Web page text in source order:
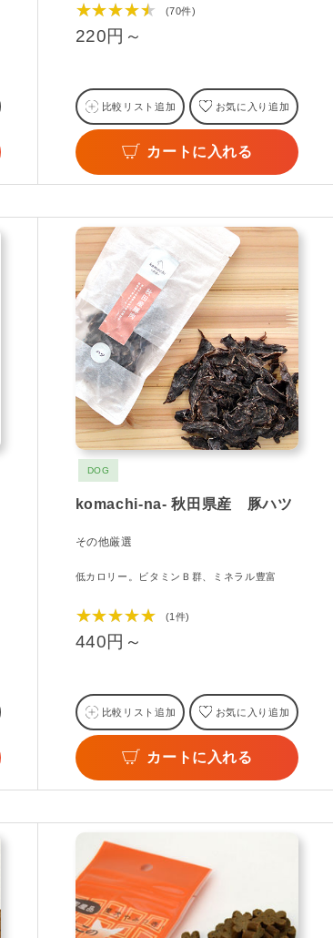
★★★★★ (70件)
220円～
比較リスト追加 お気に入り追加
カートに入れる
DOG
komachi-na- 秋田県産 豚ハツ
その他厳選
低カロリー。ビタミンＢ群、ミネラル豊富
★★★★★ (1件)
440円～
比較リスト追加 お気に入り追加
カートに入れる